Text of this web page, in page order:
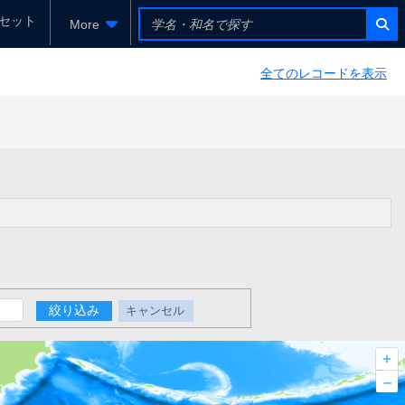
ット More
全てのレコードを表示
絞り込み キャンセル
+
–